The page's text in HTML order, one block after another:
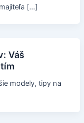
[…]
Váš
modely, tipy na